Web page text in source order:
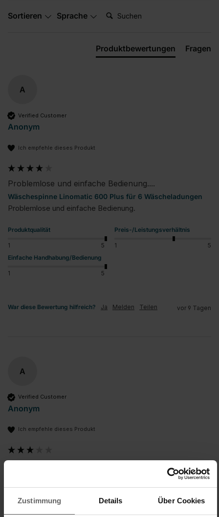
Zustimmung Details Über Cookies
Sortieren Sprache Suchen:
Produktbewertungen Fragen
A
Verified Customer
Anonym
Ich empfehle dieses Produkt
Problemlose und einfache Bedienung....
Wäschespinne Linomatic 600 Plus für 6 Wäscheladungen
Problemlose und einfache Bedienung.
Produktqualität
1 5
Preis-/Leistungsverhältnis
1
5
Einfache Handhabung/Bedienung
1 5
War diese Bewertung hilfreich? Ja Melden Teilen vor 9 Tagen
A
Verified Customer
Anonym
Ich empfehle dieses Produkt
Wäschespinne Linomatic 600 Plus für 6 Wäscheladungen
Öffen und Schließen sind umständlich.
Arme schließen nicht richtig zusammen.